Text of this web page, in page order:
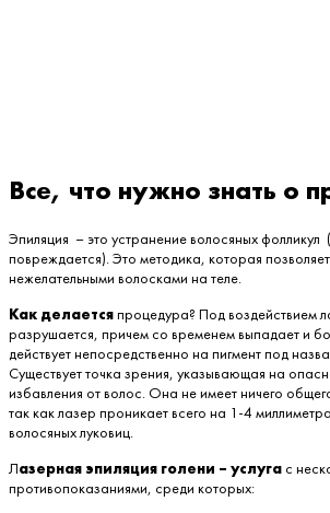
Все, что нужно знать о
Эпиляция – это устранение волосяных
повреждается). Это методика, которая
нежелательными волосками на теле.
Как делаетсяпроцедура? Под воздействием
разрушается, причем со временем выпадает и
действует непосредственно на пигмент под
Существует точка зрения, указывающая на
избавления от волос. Она не имеет ничего
так как лазер проникает всего на 1-4
волосяных луковиц.
Лазерная эпиляция голени – услуга с
противопоказаниями, среди которых: